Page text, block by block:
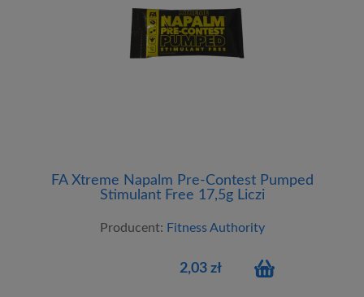
FA Xtreme Napalm Pre-Contest Pumped
Stimulant Free 17,5g Liczi
Producent: Fitness Authority
2,03 zł